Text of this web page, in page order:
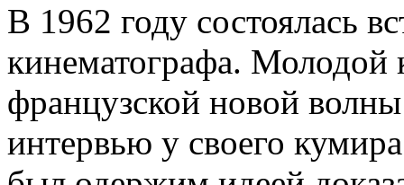
В 1962 году состоялась
кинематографа. Молодой
французской новой
интервью у своего